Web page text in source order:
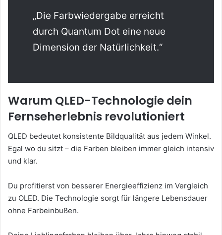
„Die Farbwiedergabe erreicht
durch Quantum Dot eine neue
Dimension der Natürlichkeit.“
Warum QLED-Technologie dein
Fernseherlebnis revolutioniert
QLED bedeutet konsistente Bildqualität aus jedem Winkel.
Egal wo du sitzt – die Farben bleiben immer gleich intensiv
und klar.
Du profitierst von besserer Energieeffizienz im Vergleich
zu OLED. Die Technologie sorgt für längere Lebensdauer
ohne Farbeinbußen.